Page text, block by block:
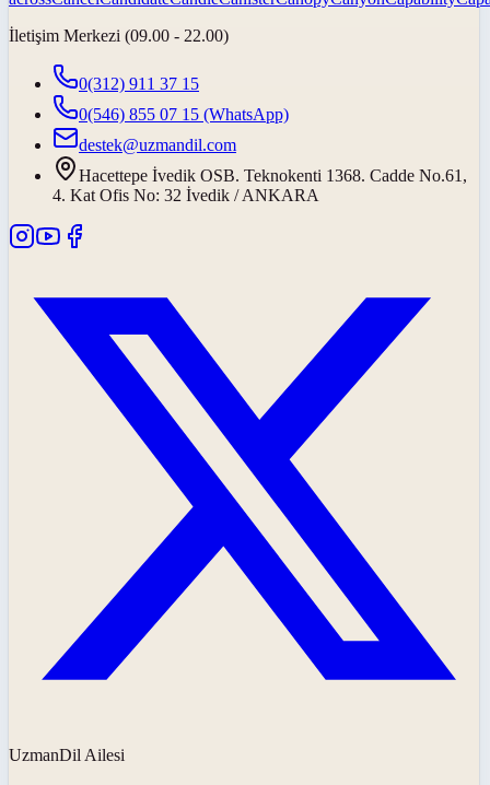
İletişim Merkezi (09.00 - 22.00)
0(312) 911 37 15
0(546) 855 07 15 (WhatsApp)
destek@uzmandil.com
Hacettepe İvedik OSB. Teknokenti 1368. Cadde No.61,
4. Kat Ofis No: 32 İvedik / ANKARA
UzmanDil Ailesi